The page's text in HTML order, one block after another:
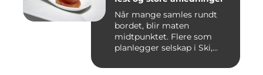
Når mange samles rundt
bordet, blir maten
midtpunktet. Flere som
planlegger selskap i Ski,